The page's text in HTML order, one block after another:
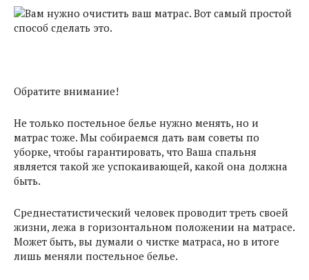
Обратите внимание!
Не только постельное белье нужно менять, но и
матрас тоже. Мы собираемся дать вам советы по
уборке, чтобы гарантировать, что Ваша спальня
является такой же успокаивающей, какой она должна
быть.
Среднестатистический человек проводит треть своей
жизни, лежа в горизонтальном положении на матрасе.
Может быть, вы думали о чистке матраса, но в итоге
лишь меняли постельное белье.